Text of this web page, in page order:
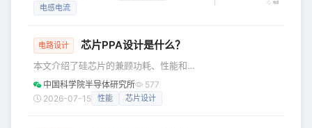
电感电流
电路设计 芯片PPA设计是什么？
本文介绍了硅芯片的兼顾功耗、性能和
面积的设计理念和思路。 在硅芯片设计
中，PPA作为功耗（Power）、性能
中国科学院半导体研究所
577
2026-07-15
性能 芯片设计